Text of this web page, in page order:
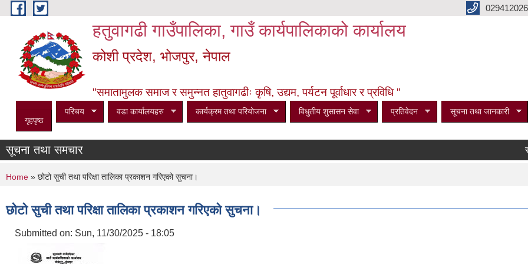
Skip to main content
हतुवागढी गाउँपालिका, गाउँ कार्यपालिकाको कार्यालय
कोशी प्रदेश, भोजपुर, नेपाल
"समातामुलक समाज र समुन्नत हातुवागढीः कृषि, उद्यम, पर्यटन पूर्वाधार र प्रविधि "
गृहपृष्ठ
परिचय वडा कार्यालयहरु कार्यक्रम तथा परियोजना विधुतीय शुसासन सेवा प्रतिवेदन सूचना तथा जानकारी
सूचना तथा समचार
You are here
Home » छोटो सुची तथा परिक्षा तालिका प्रकाशन गरिएको सुचना।
छोटो सुची तथा परिक्षा तालिका प्रकाशन गरिएको सुचना।
Submitted on: Sun, 11/30/2025 - 18:05